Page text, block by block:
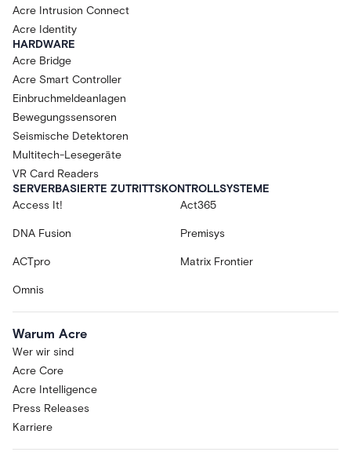
Acre Intrusion Connect
Acre Identity
HARDWARE
Acre Bridge
Acre Smart Controller
Einbruchmeldeanlagen
Bewegungssensoren
Seismische Detektoren
Multitech-Lesegeräte
VR Card Readers
SERVERBASIERTE ZUTRITTSKONTROLLSYSTEME
Access It!
Act365
DNA Fusion Premisys
ACTpro Matrix Frontier
Omnis
Warum Acre
Wer wir sind
Acre Core
Acre Intelligence
Press Releases
Karriere